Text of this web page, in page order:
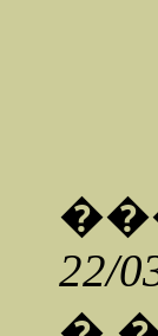
22/